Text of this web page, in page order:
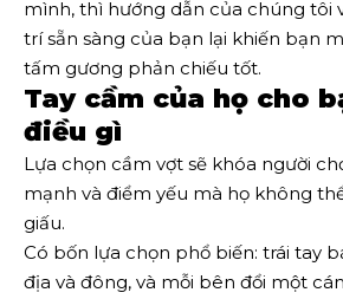
mình, thì hướng dẫn của chúng tôi
trí sẵn sàng của bạn lại khiến bạn
tấm gương phản chiếu tốt.
Tay cầm của họ cho
điều gì
Lựa chọn cầm vợt sẽ khóa người
mạnh và điểm yếu mà họ không
giấu.
Có bốn lựa chọn phổ biến: trái tay
địa và đông, và mỗi bên đổi một